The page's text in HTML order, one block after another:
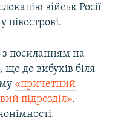
військ Росії
з посиланням на
до вибухів біля
«причетний
підрозділ».